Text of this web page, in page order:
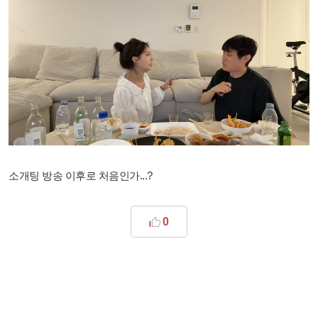
소개팅 방송 이후로 처음인가...?
0